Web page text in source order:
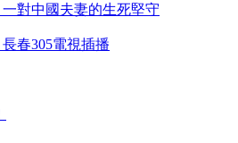
一對中國夫妻的生死堅守
春305電視插播